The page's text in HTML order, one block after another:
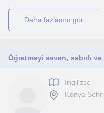
daha fazlasını gör
Ingilizce
Konya Sehri